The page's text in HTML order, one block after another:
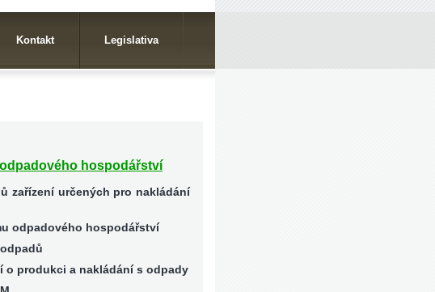
Kontakt Legislativa
hospodářství
zařízení určených pro nakládání
odpadového hospodářství
o produkci a nakládání s odpady